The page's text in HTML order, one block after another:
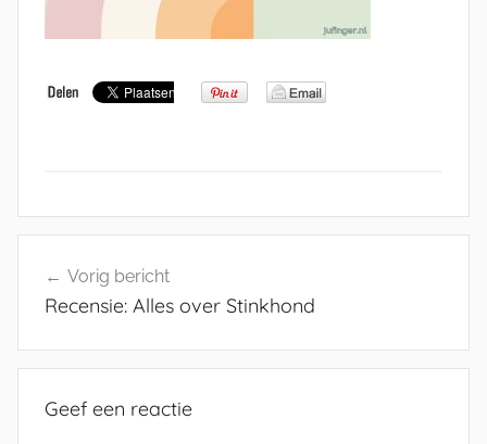
navigatie
Vorig bericht
Recensie: Alles over Stinkhond
Geef een reactie